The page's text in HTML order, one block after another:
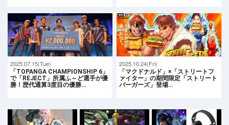
2025.07.15(Tue)
「TOPANGA CHAMPIONSHIP 6」
で「REJECT」所属ふ～ど選手が優
勝！歴代通算3度目の優勝…
2025.10.24(Fri)
「マクドナルド」×「ストリートフ
ァイター」の期間限定「ストリート
バーガーズ」登場…